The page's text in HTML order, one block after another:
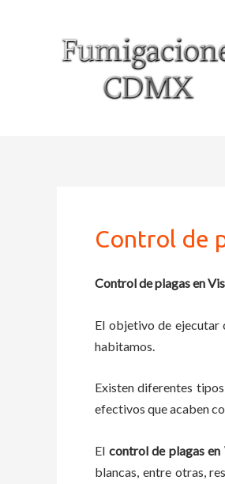
Control de
Control de plagas en
El objetivo de ejecutar
habitamos.
Existen diferentes
efectivos que acaben
El control de plagasen
blancas, entre otras,